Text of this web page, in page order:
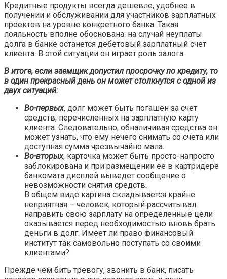
Кредитные продукты всегда дешевле, удобнее в
получении и обслуживании для участников зарплатных
проектов на уровне конкретного банка. Такая
лояльность вполне обоснована: на случай неуплаты
долга в банке останется дебетовый зарплатный счет
клиента. В этой ситуации он играет роль залога.
В итоге, если заемщик допустил просрочку по кредиту, то
в один прекрасный день он может столкнутся с одной из
двух ситуаций:
Во-первых, долг может быть погашен за счет
средств, перечисленных на зарплатную карту
клиента. Следовательно, обналичивая средства он
может узнать, что ему нечего снимать со счета или
доступная сумма чрезвычайно мала.
Во-вторых, карточка может быть просто-напросто
заблокирована и при размещении ее в картридере
банкомата дисплей выведет сообщение о
невозможности снятия средств.
В общем виде картина складывается крайне
неприятная – человек, который рассчитывал
направить свою зарплату на определенные цели
оказывается перед необходимостью вновь брать
деньги в долг. Имеет ли право финансовый
институт так самовольно поступать со своими
клиентами?
Прежде чем бить тревогу, звонить в банк, писать